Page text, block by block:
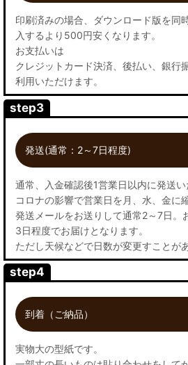
印刷済みの場合、ダウンロード版を同
入するより500円安くなります。
お支払いは
クレジットカード決済、後払い、銀行
利用いただけます。
step3
発送(通常：2～7日程度)
通常、入金確認後1営業日以内に発送い
コロナの影響で営業日を月、水、金に
発送メールをお送りして通常2～7日。
3日程度でお届けとなります。
ただし天候などで日数が変更すことが
step4
到着（ご納品）
実物大の型紙です。